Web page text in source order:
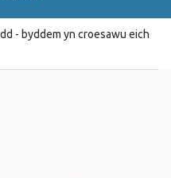
- byddem yn croesawu eich